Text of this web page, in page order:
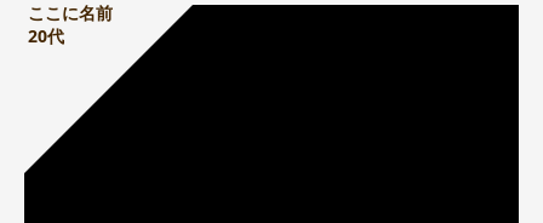
ここに名前
20代